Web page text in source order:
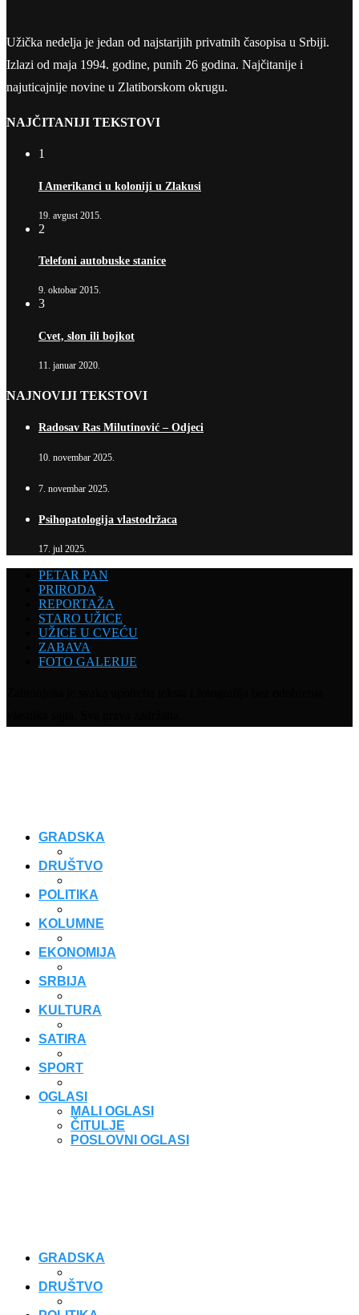
Užička nedelja je jedan od najstarijih privatnih časopisa u Srbiji.
Izlazi od maja 1994. godine, punih 26 godina. Najčitanije i
najuticajnije novine u Zlatiborskom okrugu.
NAJČITANIJI TEKSTOVI
1
I Amerikanci u koloniji u Zlakusi
19. avgust 2015.
2
Telefoni autobuske stanice
9. oktobar 2015.
3
Cvet, slon ili bojkot
11. januar 2020.
NAJNOVIJI TEKSTOVI
Radosav Ras Milutinović – Odjeci
10. novembar 2025.
7. novembar 2025.
Psihopatologija vlastodržaca
17. jul 2025.
PETAR PAN
PRIRODA
REPORTAŽA
STARO UŽICE
UŽICE U CVEĆU
ZABAVA
FOTO GALERIJE
GRADSKA
DRUŠTVO
POLITIKA
KOLUMNE
EKONOMIJA
SRBIJA
KULTURA
SATIRA
SPORT
OGLASI
MALI OGLASI
ČITULJE
POSLOVNI OGLASI
GRADSKA
DRUŠTVO